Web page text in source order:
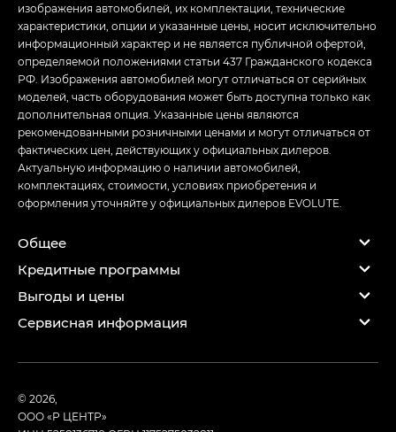
изображения автомобилей, их комплектации, технические
характеристики, опции и указанные цены, носит исключительно
информационный характер и не является публичной офертой,
определяемой положениями статьи 437 Гражданского кодекса
РФ. Изображения автомобилей могут отличаться от серийных
моделей, часть оборудования может быть доступна только как
дополнительная опция. Указанные цены являются
рекомендованными розничными ценами и могут отличаться от
фактических цен, действующих у официальных дилеров.
Актуальную информацию о наличии автомобилей,
комплектациях, стоимости, условиях приобретения и
оформления уточняйте у официальных дилеров EVOLUTE.
Общее
Кредитные программы
Выгоды и цены
Сервисная информация
© 2026,
ООО «Р ЦЕНТР»